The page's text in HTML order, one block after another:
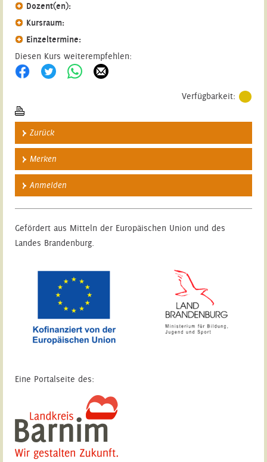
Dozent(en):
Kursraum:
Einzeltermine:
Diesen Kurs weiterempfehlen:
Verfügbarkeit:
Zurück
Merken
Anmelden
Gefördert aus Mitteln der Europäischen Union und des
Landes Brandenburg.
Eine Portalseite des: